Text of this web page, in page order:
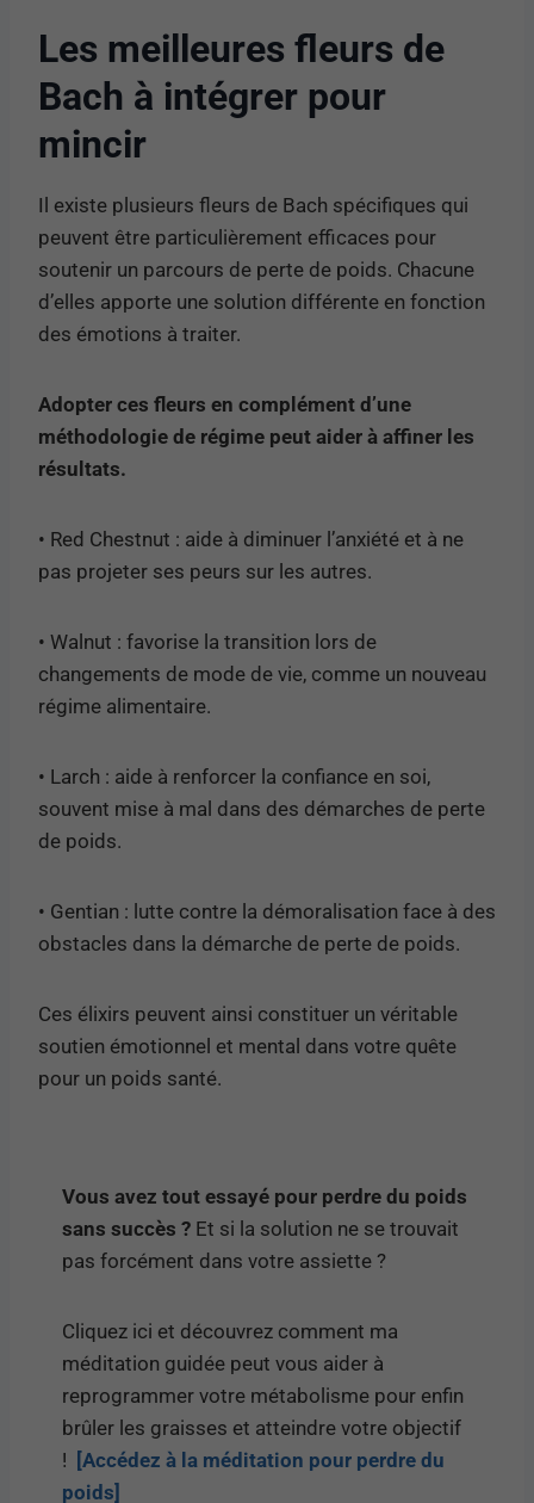
Les meilleures fleurs de
Bach à intégrer pour
mincir
Il existe plusieurs fleurs de Bach spécifiques qui
peuvent être particulièrement efficaces pour
soutenir un parcours de perte de poids. Chacune
d’elles apporte une solution différente en fonction
des émotions à traiter.
Adopter ces fleurs en complément d’une
méthodologie de régime peut aider à affiner les
résultats.
• Red Chestnut : aide à diminuer l’anxiété et à ne
pas projeter ses peurs sur les autres.
• Walnut : favorise la transition lors de
changements de mode de vie, comme un nouveau
régime alimentaire.
• Larch : aide à renforcer la confiance en soi,
souvent mise à mal dans des démarches de perte
de poids.
• Gentian : lutte contre la démoralisation face à des
obstacles dans la démarche de perte de poids.
Ces élixirs peuvent ainsi constituer un véritable
soutien émotionnel et mental dans votre quête
pour un poids santé.
Vous avez tout essayé pour perdre du poids
sans succès ? Et si la solution ne se trouvait
pas forcément dans votre assiette ?
Cliquez ici et découvrez comment ma
méditation guidée peut vous aider à
reprogrammer votre métabolisme pour enfin
brûler les graisses et atteindre votre objectif
! [Accédez à la méditation pour perdre du
poids]